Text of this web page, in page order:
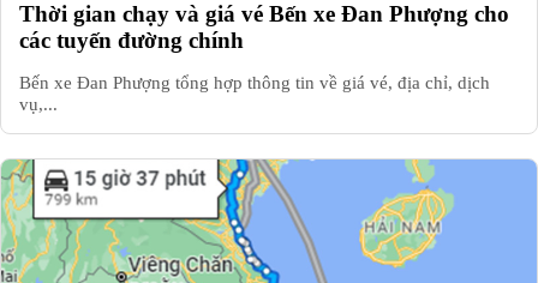
Thời gian chạy và giá vé Bến xe Đan Phượng cho
các tuyến đường chính
Bến xe Đan Phượng tổng hợp thông tin về giá vé, địa chỉ, dịch
vụ,...